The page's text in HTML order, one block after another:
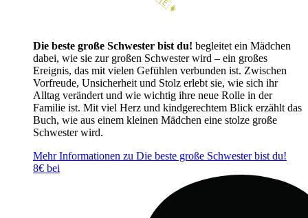
Die beste große Schwester bist du! begleitet ein Mädchen
dabei, wie sie zur großen Schwester wird – ein großes
Ereignis, das mit vielen Gefühlen verbunden ist. Zwischen
Vorfreude, Unsicherheit und Stolz erlebt sie, wie sich ihr
Alltag verändert und wie wichtig ihre neue Rolle in der
Familie ist. Mit viel Herz und kindgerechtem Blick erzählt das
Buch, wie aus einem kleinen Mädchen eine stolze große
Schwester wird.
Mehr Informationen zu Die beste große Schwester bist du!
8€ bei